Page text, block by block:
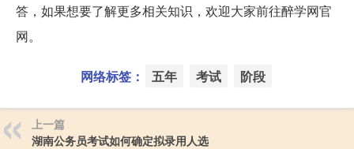
答，如果想要了解更多相关知识，欢迎大家前往醉学网官
网。
网络标签： 五年 考试 阶段
上一篇
湖南公务员考试如何确定拟录用人选